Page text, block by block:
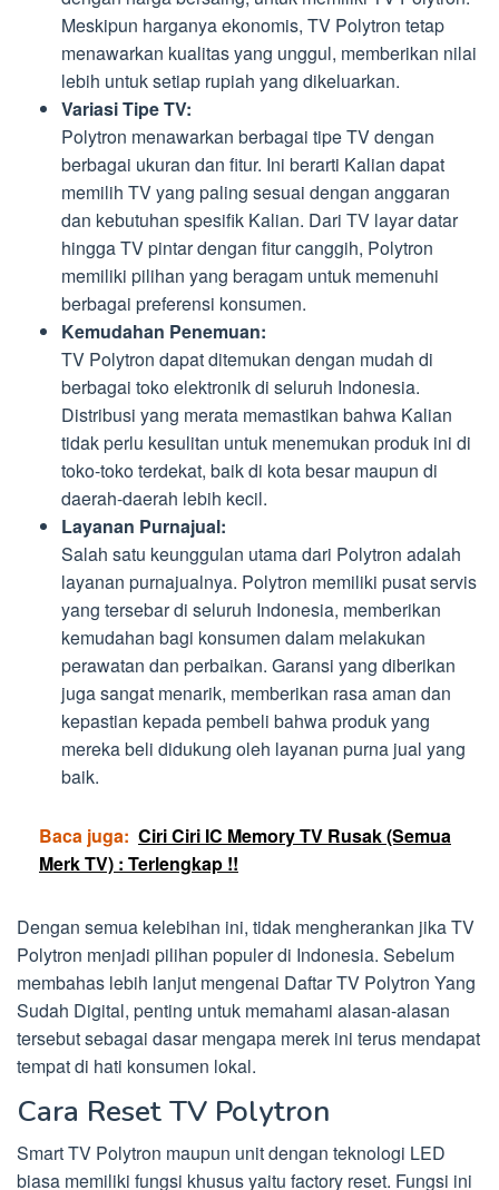
Meskipun harganya ekonomis, TV Polytron tetap
menawarkan kualitas yang unggul, memberikan nilai
lebih untuk setiap rupiah yang dikeluarkan.
Variasi Tipe TV:
Polytron menawarkan berbagai tipe TV dengan
berbagai ukuran dan fitur. Ini berarti Kalian dapat
memilih TV yang paling sesuai dengan anggaran
dan kebutuhan spesifik Kalian. Dari TV layar datar
hingga TV pintar dengan fitur canggih, Polytron
memiliki pilihan yang beragam untuk memenuhi
berbagai preferensi konsumen.
Kemudahan Penemuan:
TV Polytron dapat ditemukan dengan mudah di
berbagai toko elektronik di seluruh Indonesia.
Distribusi yang merata memastikan bahwa Kalian
tidak perlu kesulitan untuk menemukan produk ini di
toko-toko terdekat, baik di kota besar maupun di
daerah-daerah lebih kecil.
Layanan Purnajual:
Salah satu keunggulan utama dari Polytron adalah
layanan purnajualnya. Polytron memiliki pusat servis
yang tersebar di seluruh Indonesia, memberikan
kemudahan bagi konsumen dalam melakukan
perawatan dan perbaikan. Garansi yang diberikan
juga sangat menarik, memberikan rasa aman dan
kepastian kepada pembeli bahwa produk yang
mereka beli didukung oleh layanan purna jual yang
baik.
Baca juga: Ciri Ciri IC Memory TV Rusak (Semua
Merk TV) : Terlengkap !!
Dengan semua kelebihan ini, tidak mengherankan jika TV
Polytron menjadi pilihan populer di Indonesia. Sebelum
membahas lebih lanjut mengenai Daftar TV Polytron Yang
Sudah Digital, penting untuk memahami alasan-alasan
tersebut sebagai dasar mengapa merek ini terus mendapat
tempat di hati konsumen lokal.
Cara Reset TV Polytron
Smart TV Polytron maupun unit dengan teknologi LED
biasa memiliki fungsi khusus yaitu factory reset. Fungsi ini